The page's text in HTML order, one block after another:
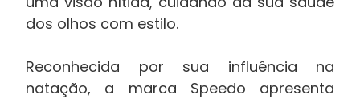
dos olhos com estilo.
Reconhecida por sua influência na
natação, a marca Speedo apresenta